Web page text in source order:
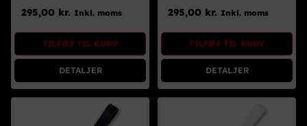
295,00 kr. Inkl. moms
TILFØJ TIL KURV
DETALJER
295,00 kr. Inkl. moms
TILFØJ TIL KURV
DETALJER